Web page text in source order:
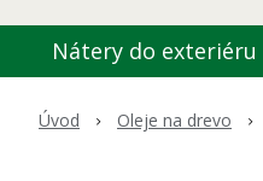
Nátery do exteriéru
Úvod Oleje na drevo